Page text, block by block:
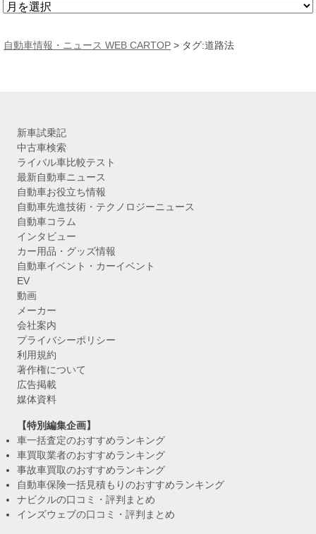
ア
カ
自動車情報・ニュース WEB CARTOP > タグ:道路法
新車試乗記
中古車検索
ライバル車比較テスト
最新自動車ニュース
自動車お役立ち情報
自動車先進技術・テクノロジーニュース
自動車コラム
インタビュー
カー用品・グッズ情報
自動車イベント・カーイベント
EV
動画
メーカー
会社案内
プライバシーポリシー
利用規約
著作権について
広告掲載
媒体資料
【特別編集企画】
車一括査定のおすすめランキング
車買取業者のおすすめランキング
事故車買取のおすすめランキング
自動車保険一括見積もりのおすすめランキング
ナビクルの口コミ・評判まとめ
インズウェブの口コミ・評判まとめ